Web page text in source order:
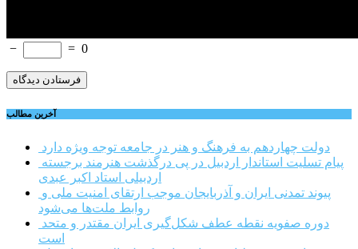
− = 0
آخرین مطالب
دولت چهاردهم به فرهنگ و هنر در جامعه توجه ویژه دارد
اردبیلی استاد اکبر عبدی
روابط ملت‌ها می‌شود
است